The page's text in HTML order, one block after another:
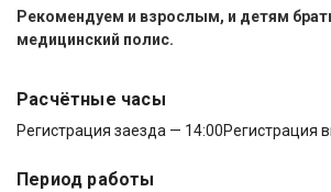
Рекомендуем и взрослым, и детям
медицинский полис.
Расчётные часы
Регистрация заезда — 14:00Регистрация
Период работы